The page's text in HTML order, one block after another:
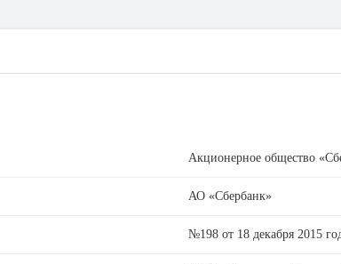
Акционерное общество
АО «Сбербанк»
№198 от 18 декабря 2015